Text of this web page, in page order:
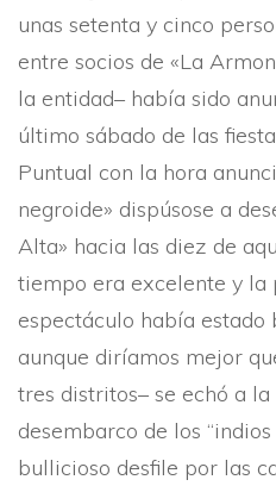
unas setenta y cinco
entre socios de «La
la entidad– habí­a sido
último sábado de las
Puntual con la hora
negroide» dispúsose a
Alta» hacia las diez de
tiempo era excelente y la
espectáculo habí­a estado
aunque dirí­amos mejor
tres distritos– se echó a
desembarco de los “indios
bullicioso desfile por las